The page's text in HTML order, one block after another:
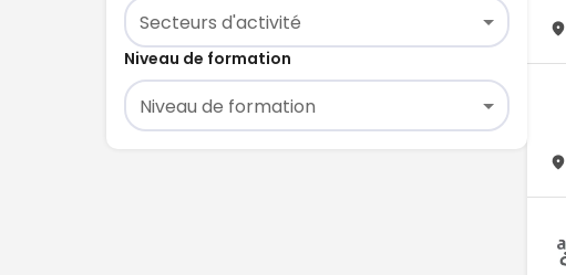
Secteurs d'activité
Niveau de formation
Niveau de formation